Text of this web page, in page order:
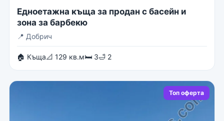
Едноетажна къща за продан с басейн и
зона за барбекю
📍 Добрич
🏠 Къща📐 129 кв.м🛏 3🛁 2
Топ оферта